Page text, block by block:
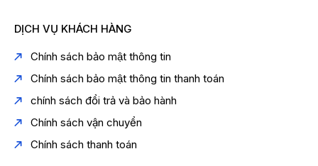
DỊCH VỤ KHÁCH HÀNG
Chính sách bảo mật thông tin
Chính sách bảo mật thông tin thanh toán
chính sách đổi trả và bảo hành
Chính sách vận chuyển
Chính sách thanh toán